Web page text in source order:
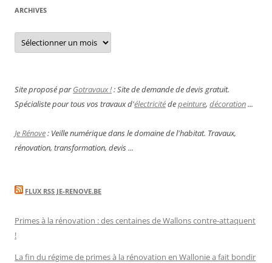
ARCHIVES
Archives
Site proposé parGotravaux !: Site de demande de devis gratuit.
Spécialiste pour tous vos travaux d'électricitédepeinture, décoration...
Je Rénove: Veille numérique dans le domaine de l'habitat. Travaux,
rénovation, transformation, devis ...
FLUX RSS JE-RENOVE.BE
Primes à la rénovation : des centaines de Wallons contre-attaquent
!
La fin du régime de primes à la rénovation en Wallonie a fait bondir